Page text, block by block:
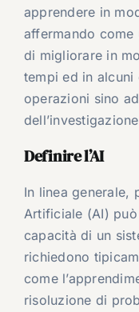
apprendere in
affermando come
di migliorare in
tempi ed in alcuni
operazioni sino
Definire l’AI
In linea generale,
Artificiale (AI)
capacità di un
richiedono
come
risoluzione di